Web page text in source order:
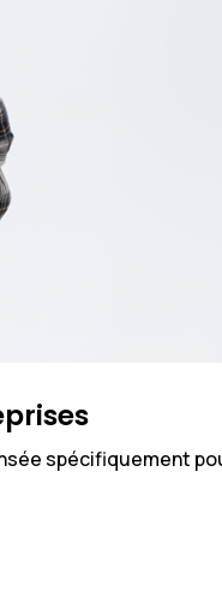
spécifiquement